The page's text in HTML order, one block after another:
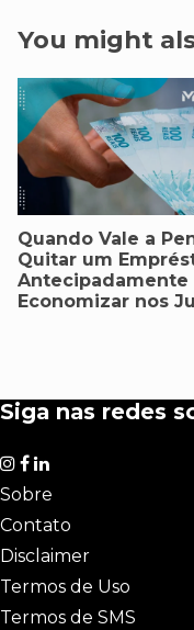
You might
Quando Vale a
Quitar um
Antecipadamente
Economizar nos
Siga nas redes
Sobre
Contato
Disclaimer
Termos de Uso
Termos de SMS